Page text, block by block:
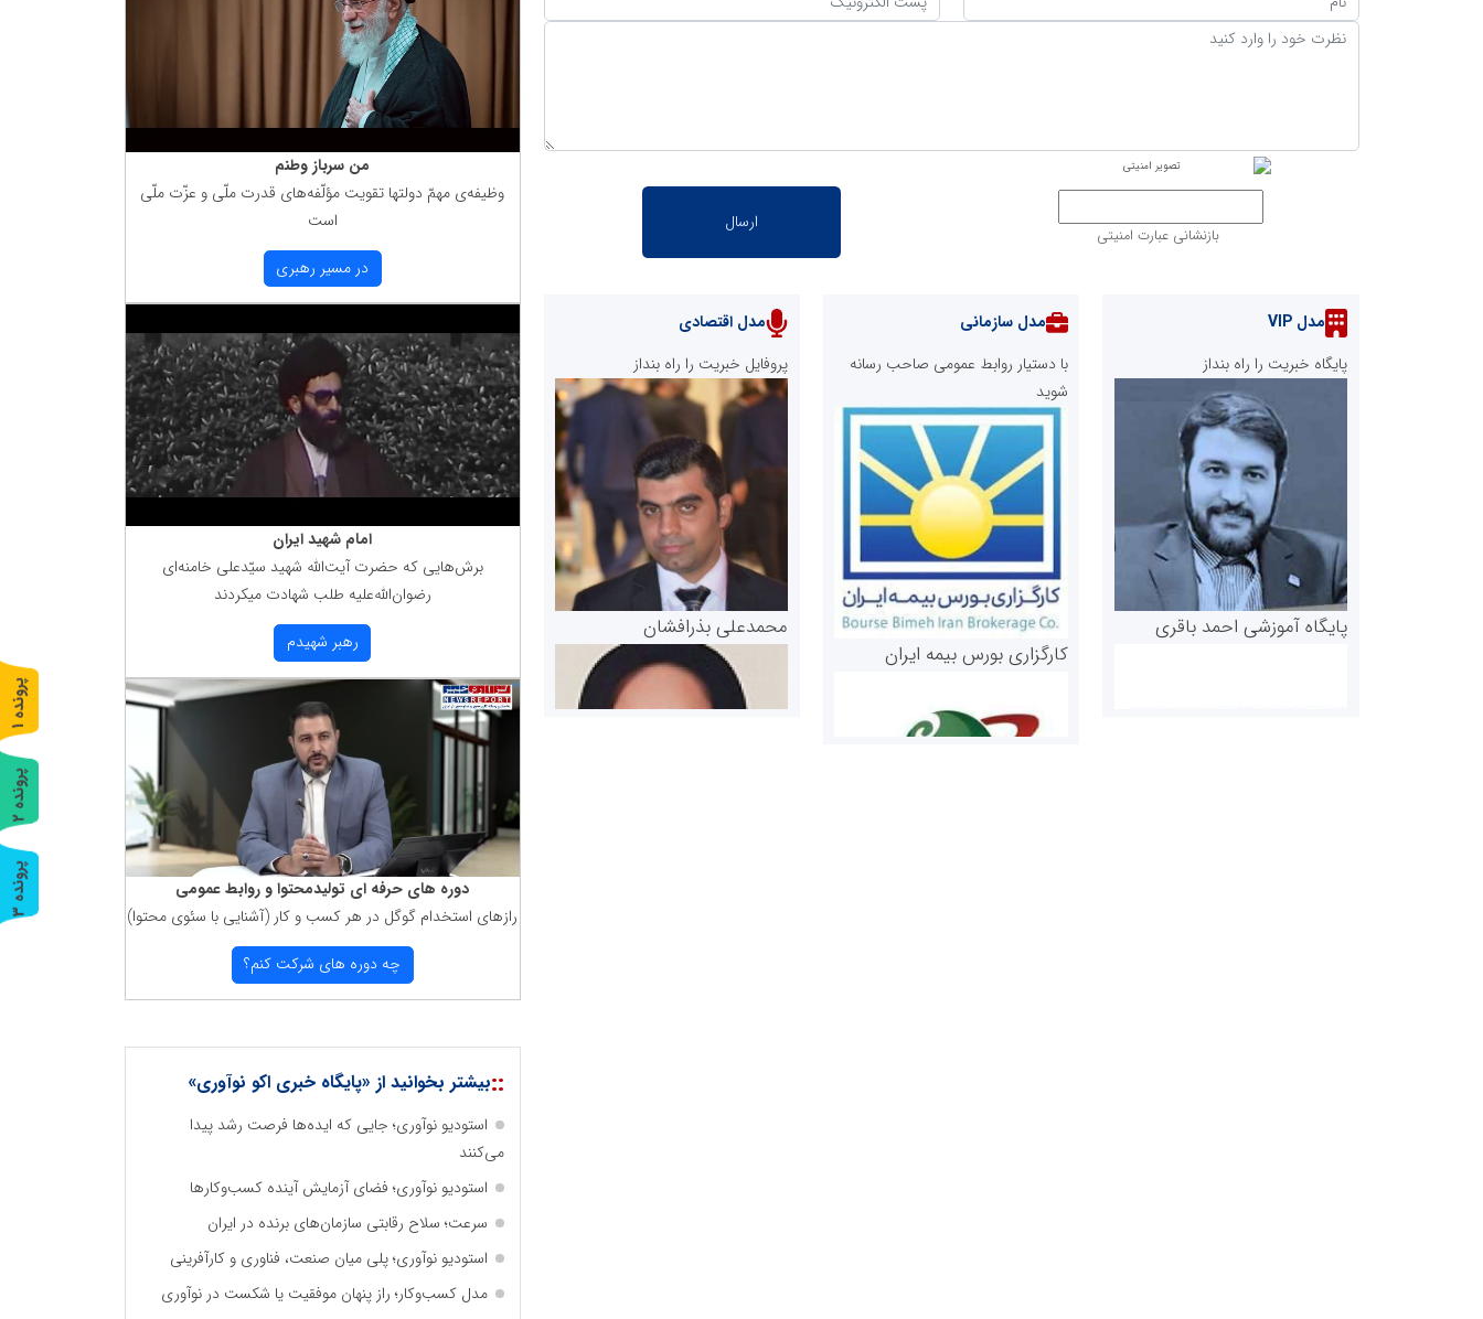
بازنشانی عبارت امنیتی
مدل VIP
پایگاه خبریت را راه بنداز
پایگاه آموزشی احمد باقری
مدل سازمانی
با دستیار روابط عمومی صاحب رسانه
شوید
کارگزاری بورس بیمه ایران
مدل اقتصادی
پروفایل خبریت را راه بنداز
محمدعلی بذرافشان
من سرباز وطنم
وظیفه‌ی مهمّ دولتها تقویت مؤلّفه‌های قدرت ملّی و عزّت ملّی
است
در مسیر رهبری
امام شهید ایران
برش‌هایی كه حضرت آیت‌الله شهید سیّدعلی خامنه‌ای
رضوان‌الله‌علیه طلب شهادت میكردند
رهبر شهیدم
دوره های حرفه ای تولیدمحتوا و روابط عمومی
رازهای استخدام گوگل در هر كسب و كار (آشنایی با سئوی محتوا)
چه دوره های شركت كنم؟
::بیشتر بخوانید از «پایگاه خبری اکو نوآوری»
استودیو نوآوری؛ جایی که ایده‌ها فرصت رشد پیدا
می‌کنند
استودیو نوآوری؛ فضای آزمایش آینده کسب‌وکارها
سرعت؛ سلاح رقابتی سازمان‌های برنده در ایران
استودیو نوآوری؛ پلی میان صنعت، فناوری و کارآفرینی
مدل کسب‌وکار؛ راز پنهان موفقیت یا شکست در نوآوری
پ
ر
و
ن
د
ه
1
پ
ر
و
ن
د
ه
2
پ
ر
و
ن
د
ه
3